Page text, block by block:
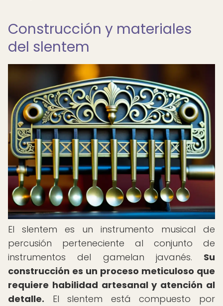
Construcción y materiales
del slentem
El slentem es un instrumento musical de
percusión perteneciente al conjunto de
instrumentos del gamelan javanés. Su
construcción es un proceso meticuloso que
requiere habilidad artesanal y atención al
detalle. El slentem está compuesto por